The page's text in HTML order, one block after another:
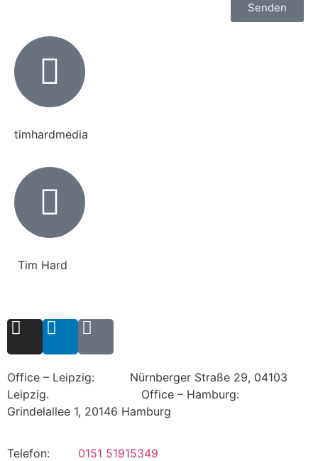
Senden
timhardmedia
Tim Hard
Telefon: 0151 51915349
Office – Leipzig: Nürnberger Straße 29, 04103
Leipzig. Office – Hamburg:
Grindelallee 1, 20146 Hamburg